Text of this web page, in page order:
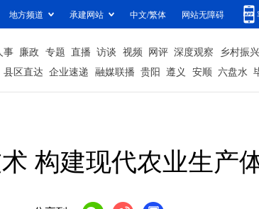
地方频道 承建网站 中文/繁体 网站无障碍
事 廉政 专题 直播 访谈 视频 网评 深度观察 乡村振兴
县区直达 企业速递 融媒联播 贵阳 遵义 安顺 六盘水
构建现代农业生产